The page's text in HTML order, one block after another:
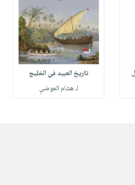
تاريخ العبيد في الخليج
لـ هشام العوضي